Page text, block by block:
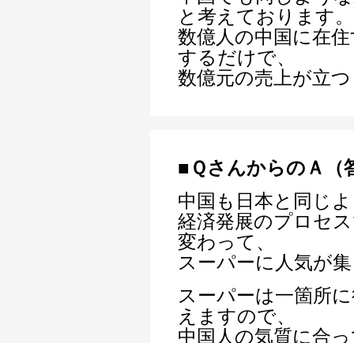
と考えております。
数億人の中国に在
するだけで、
数億元の売上が立
■ＱさんからのＡ（
中国も日本と同じ
経済発展のプロセ
変わって、
スーパーに人気が
スーパーは一箇所
えますので、
中国人の気質に合